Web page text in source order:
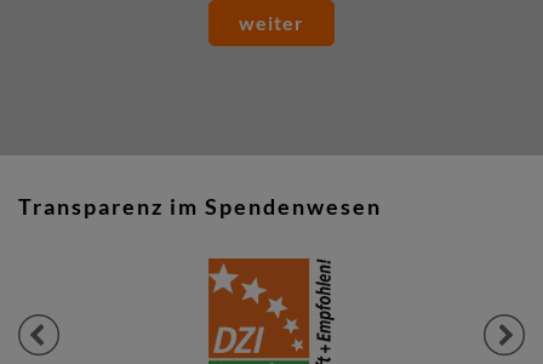
weiter
Transparenz im Spendenwesen
Previous Next